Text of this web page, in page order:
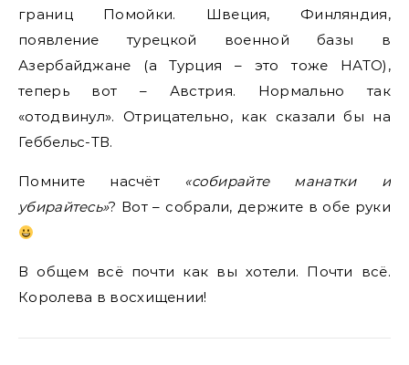
границ Помойки. Швеция, Финляндия,
появление турецкой военной базы в
Азербайджане (а Турция – это тоже НАТО),
теперь вот – Австрия. Нормально так
«отодвинул». Отрицательно, как сказали бы на
Геббельс-ТВ.
Помните насчёт «собирайте манатки и
убирайтесь»? Вот – собрали, держите в обе руки
В общем всё почти как вы хотели. Почти всё.
Королева в восхищении!